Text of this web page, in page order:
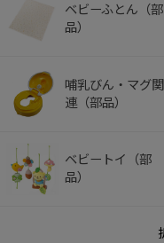
ベビーふとん（部
品）
哺乳びん・マグ関
連（部品）
ベビートイ（部
品）